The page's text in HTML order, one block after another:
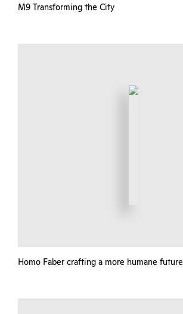
M9 Transforming the City
Homo Faber crafting a more humane future